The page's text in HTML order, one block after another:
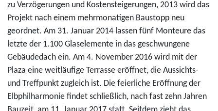
zu Verzögerungen und Kostensteigerungen, 2013 wird das
Projekt nach einem mehrmonatigen Baustopp neu
geordnet. Am 31. Januar 2014 lassen fünf Monteure das
letzte der 1.100 Glaselemente in das geschwungene
Gebäudedach ein. Am 4. November 2016 wird mit der
Plaza eine weitläufige Terrasse eröffnet, die Aussichts-
und Treffpunkt zugleich ist. Die feierliche Eröffnung der
Elbphilharmonie findet schließlich, nach fast zehn Jahren